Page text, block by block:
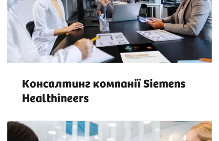
Консалтинг компанії Siemens
Healthineers